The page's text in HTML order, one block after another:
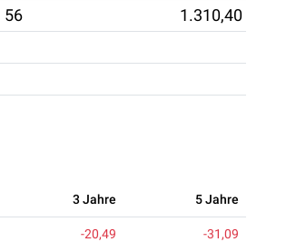
56
1.310,40
3 Jahre 5 Jahre
-20,49 -31,09